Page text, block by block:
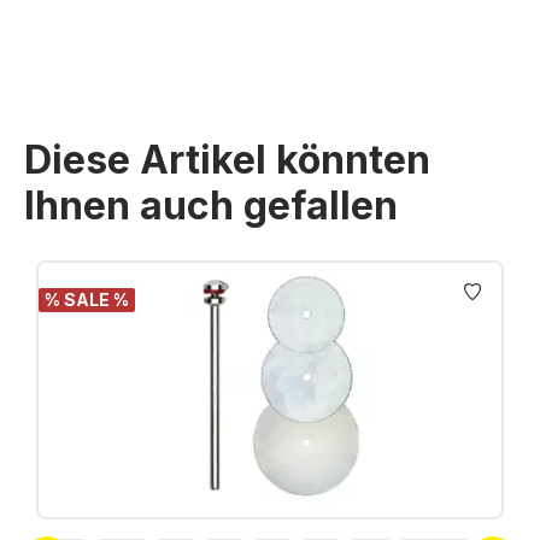
Diese Artikel könnten
Ihnen auch gefallen
Produktgalerie überspringen
% SALE %